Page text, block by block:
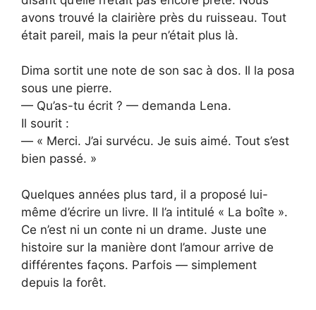
avons trouvé la clairière près du ruisseau. Tout
était pareil, mais la peur n’était plus là.
Dima sortit une note de son sac à dos. Il la posa
sous une pierre.
— Qu’as-tu écrit ? — demanda Lena.
Il sourit :
— « Merci. J’ai survécu. Je suis aimé. Tout s’est
bien passé. »
Quelques années plus tard, il a proposé lui-
même d’écrire un livre. Il l’a intitulé « La boîte ».
Ce n’est ni un conte ni un drame. Juste une
histoire sur la manière dont l’amour arrive de
différentes façons. Parfois — simplement
depuis la forêt.